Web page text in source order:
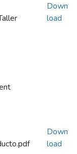
Down
load
Down
load